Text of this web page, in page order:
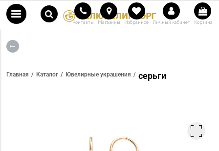
Контакты Магазины Избранное Личный кабинет Корзина
Главная Каталог Ювелирные украшения серьги